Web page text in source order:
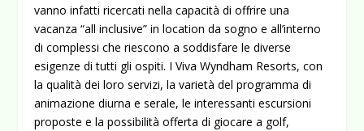
vanno infatti ricercati nella capacità di offrire una
vacanza “all inclusive” in location da sogno e all’interno
di complessi che riescono a soddisfare le diverse
esigenze di tutti gli ospiti. I Viva Wyndham Resorts, con
la qualità dei loro servizi, la varietà del programma di
animazione diurna e serale, le interessanti escursioni
proposte e la possibilità offerta di giocare a golf,